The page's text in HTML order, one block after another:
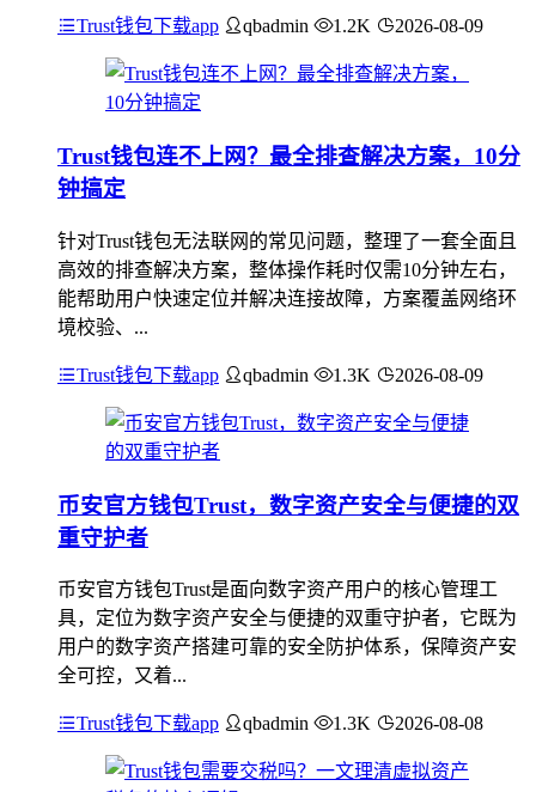
Trust钱包下载app qbadmin 1.2K 2026-08-09
Trust钱包连不上网？最全排查解决方案，10分
钟搞定
针对Trust钱包无法联网的常见问题，整理了一套全面且
高效的排查解决方案，整体操作耗时仅需10分钟左右，
能帮助用户快速定位并解决连接故障，方案覆盖网络环
境校验、...
Trust钱包下载app qbadmin 1.3K 2026-08-09
币安官方钱包Trust，数字资产安全与便捷的双
重守护者
币安官方钱包Trust是面向数字资产用户的核心管理工
具，定位为数字资产安全与便捷的双重守护者，它既为
用户的数字资产搭建可靠的安全防护体系，保障资产安
全可控，又着...
Trust钱包下载app qbadmin 1.3K 2026-08-08